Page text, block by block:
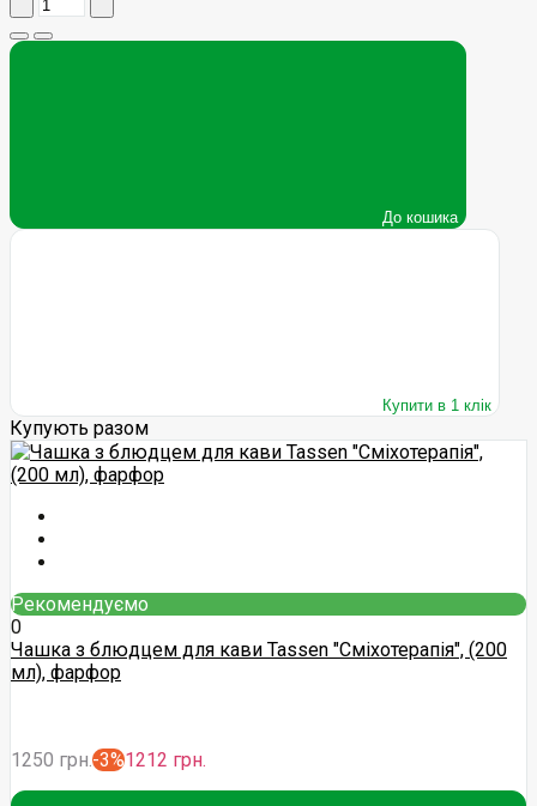
До кошика
Купити в 1 клік
Купують разом
Рекомендуємо
0
Чашка з блюдцем для кави Tassen "Сміхотерапія", (200
мл), фарфор
1250 грн.-3%1212 грн.